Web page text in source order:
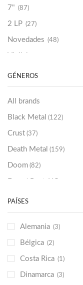
7" (87)
2 LP (27)
Novedades (48)
Vinilako
Sold Out
GÉNEROS
All brands
Black Metal (122)
Crust (37)
Death Metal (159)
Doom (82)
Emo / Post-HC
Grindcore
Hard Rock (48)
Hardcore (153)
Heavy Metal (91)
Otros (38)
Prog (25)
PAÍSES
Alemania (3)
Bélgica (2)
Costa Rica (1)
Dinamarca (3)